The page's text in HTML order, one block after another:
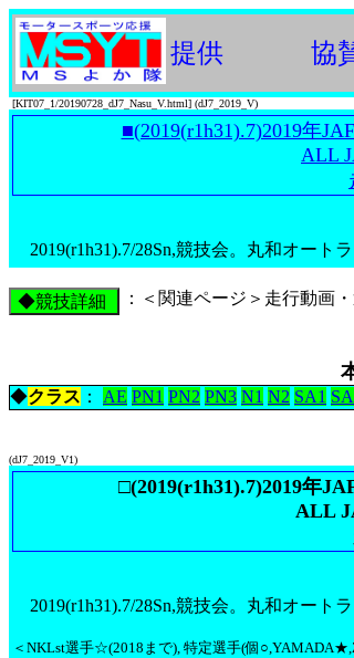
提供 協
[KIT07_1/20190728_dJ7_Nasu_V.html] (dJ7_2019_V)
■(2019(r1h31).7)2019年
ALL
2019(r1h31).7/28Sn,競技会。丸和オート
：＜関連ページ＞走行動画
◆クラス ： AE PN1 PN2 PN3 N1 N2 SA1
(dJ7_2019_V1)
□(2019(r1h31).7)2019年
ALL
2019(r1h31).7/28Sn,競技会。丸和オート
＜NKLst選手☆(2018まで), 特定選手(個